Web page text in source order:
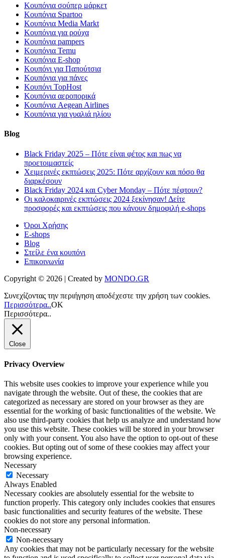
Κουπόνια σούπερ μάρκετ
Κουπόνια Spartoo
Κουπόνια Media Markt
Κουπόνια για ρούχα
Κουπόνια pampers
Κουπόνια Temu
Κουπόνια E-shop
Κουπόνι για Παπούτσια
Κουπόνια για πάνες
Κουπόνι TopHost
Κουπόνια αεροπορικά
Κουπόνια Aegean Airlines
Κουπόνια για γυαλιά ηλίου
Blog
Black Friday 2025 – Πότε είναι φέτος και πως να
προετοιμαστείς
Χειμερινές εκπτώσεις 2025: Πότε αρχίζουν και πόσο θα
διαρκέσουν
Black Friday 2024 και Cyber Monday – Πότε πέφτουν?
Οι καλοκαιρινές εκπτώσεις 2024 ξεκίνησαν! Δείτε
προσφορές και εκπτώσεις που κάνουν δημοφιλή e-shops
Όροι Χρήσης
E-shops
Blog
Στείλε ένα κουπόνι
Επικοινωνία
Copyright © 2026 | Created by MONDO.GR
Συνεχίζοντας την περιήγηση αποδέχεστε την χρήση των cookies.
Περισσότερα..ΟΚ
Περισσότερα..
Close
Privacy Overview
This website uses cookies to improve your experience while you
navigate through the website. Out of these, the cookies that are
categorized as necessary are stored on your browser as they are
essential for the working of basic functionalities of the website. We
also use third-party cookies that help us analyze and understand how
you use this website. These cookies will be stored in your browser
only with your consent. You also have the option to opt-out of these
cookies. But opting out of some of these cookies may affect your
browsing experience.
Necessary
Necessary
Always Enabled
Necessary cookies are absolutely essential for the website to
function properly. This category only includes cookies that ensures
basic functionalities and security features of the website. These
cookies do not store any personal information.
Non-necessary
Non-necessary
Any cookies that may not be particularly necessary for the website